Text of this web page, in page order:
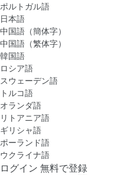
ポルトガル語
日本語
中国語（簡体字）
中国語（繁体字）
韓国語
ロシア語
スウェーデン語
トルコ語
オランダ語
リトアニア語
ギリシャ語
ポーランド語
ウクライナ語
ログイン 無料で登録